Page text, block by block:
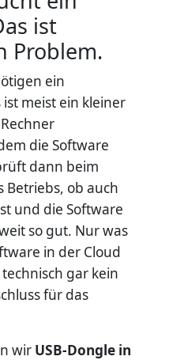
ist
Problem.
ein
meist ein kleiner
die Software
dann beim
Betriebs, ob auch
und die Software
so gut. Nur was
in der Cloud
gar kein
für das
wir USB-Dongle in